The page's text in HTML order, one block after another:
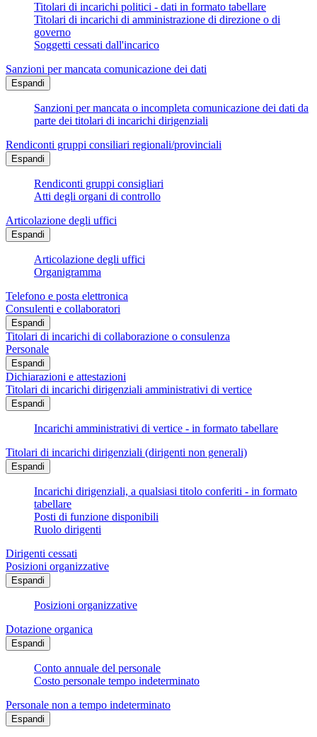
Titolari di incarichi politici - dati in formato tabellare
Titolari di incarichi di amministrazione di direzione o di
governo
Soggetti cessati dall'incarico
Sanzioni per mancata comunicazione dei dati
Espandi
Sanzioni per mancata o incompleta comunicazione dei dati da
parte dei titolari di incarichi dirigenziali
Rendiconti gruppi consiliari regionali/provinciali
Espandi
Rendiconti gruppi consigliari
Atti degli organi di controllo
Articolazione degli uffici
Espandi
Articolazione degli uffici
Organigramma
Telefono e posta elettronica
Consulenti e collaboratori
Espandi
Titolari di incarichi di collaborazione o consulenza
Personale
Espandi
Dichiarazioni e attestazioni
Titolari di incarichi dirigenziali amministrativi di vertice
Espandi
Incarichi amministrativi di vertice - in formato tabellare
Titolari di incarichi dirigenziali (dirigenti non generali)
Espandi
Incarichi dirigenziali, a qualsiasi titolo conferiti - in formato
tabellare
Posti di funzione disponibili
Ruolo dirigenti
Dirigenti cessati
Posizioni organizzative
Espandi
Posizioni organizzative
Dotazione organica
Espandi
Conto annuale del personale
Costo personale tempo indeterminato
Personale non a tempo indeterminato
Espandi